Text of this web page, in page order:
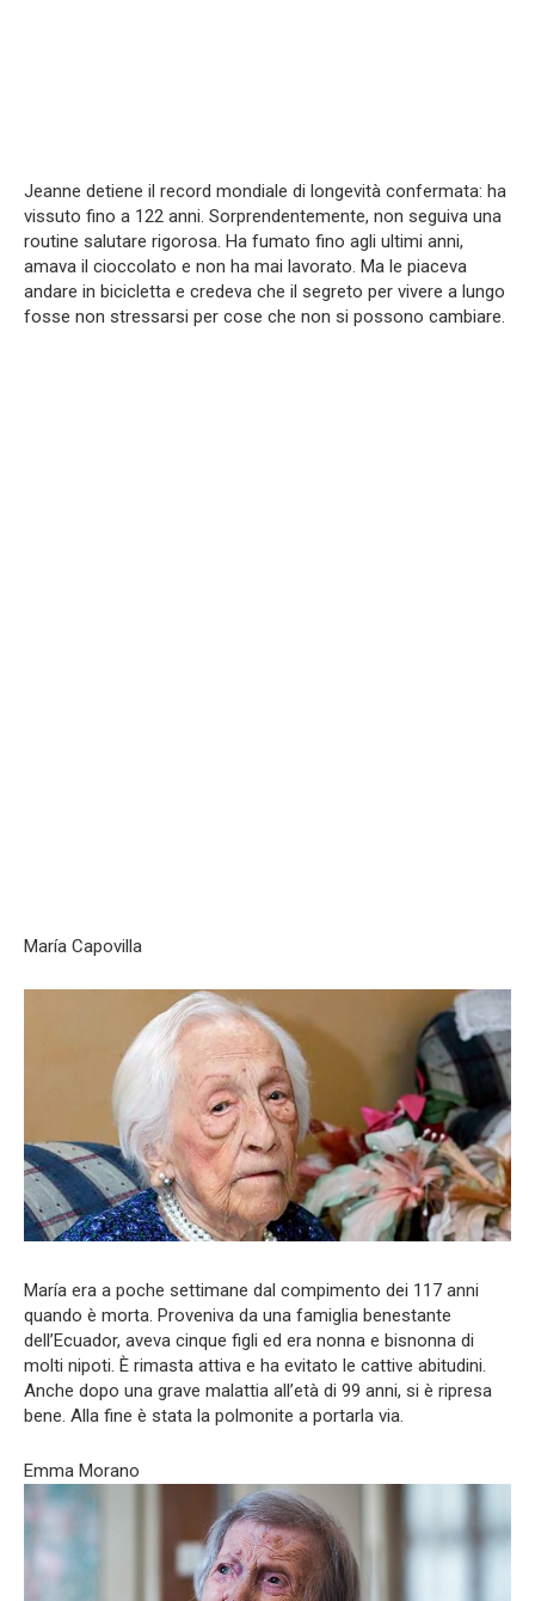
Jeanne detiene il record mondiale di longevità confermata: ha
vissuto fino a 122 anni. Sorprendentemente, non seguiva una
routine salutare rigorosa. Ha fumato fino agli ultimi anni,
amava il cioccolato e non ha mai lavorato. Ma le piaceva
andare in bicicletta e credeva che il segreto per vivere a lungo
fosse non stressarsi per cose che non si possono cambiare.
María Capovilla
María era a poche settimane dal compimento dei 117 anni
quando è morta. Proveniva da una famiglia benestante
dell’Ecuador, aveva cinque figli ed era nonna e bisnonna di
molti nipoti. È rimasta attiva e ha evitato le cattive abitudini.
Anche dopo una grave malattia all’età di 99 anni, si è ripresa
bene. Alla fine è stata la polmonite a portarla via.
Emma Morano